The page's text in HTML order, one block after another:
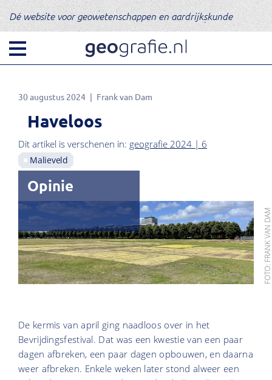
Dé website voor geowetenschappen en aardrijkskunde
30 augustus 2024 Frank van Dam
Haveloos
Dit artikel is verschenen in: geografie 2024 | 6
Malieveld
Opinie
FOTO: FRANK VAN DAM
De kermis van april ging naadloos over in het
Bevrijdingsfestival. Dat was een kwestie van een paar
dagen afbreken, een paar dagen opbouwen, en daarna
weer afbreken. Enkele weken later stond alweer een